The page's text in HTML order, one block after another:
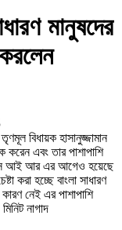
মানুষদের
বিধায়ক হাসানুজ্জামান
করেন এবং তার পাশাপাশি
এস আই আর এর আগেও হয়েছে
করা হচ্ছে বাংলা সাধারণ
নেই এর পাশাপাশি
নাগাদ